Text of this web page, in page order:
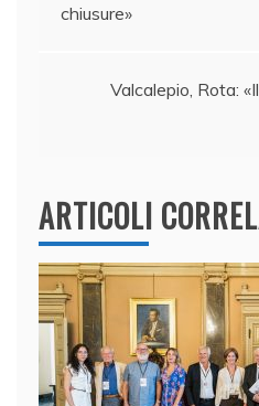
o
k
articoli
chiusure»
Valcalepio, Rota:
ARTICOLI